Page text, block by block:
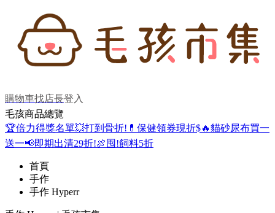
購物車找店長登入
毛孩商品總覽
🏆倍力得獎名單💥打到骨折! 💊保健領券現折$🔥貓砂尿布買一
送一📢即期出清29折!🍖囤!飼料5折
首頁
手作
手作 Hyperr